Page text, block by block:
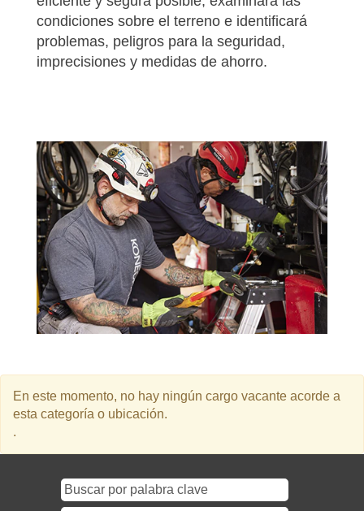
condiciones sobre el terreno e identificará
problemas, peligros para la seguridad,
imprecisiones y medidas de ahorro.
En este momento, no hay ningún cargo vacante acorde a
esta categoría o ubicación.
.